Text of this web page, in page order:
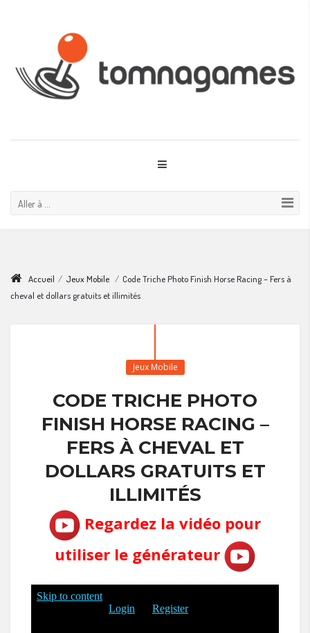
Aller à ...
Accueil / Jeux Mobile / Code Triche Photo Finish Horse Racing – Fers à
cheval et dollars gratuits et illimités
Jeux Mobile
CODE TRICHE PHOTO
FINISH HORSE RACING –
FERS À CHEVAL ET
DOLLARS GRATUITS ET
ILLIMITÉS
Regardez la vidéo pour
utiliser le générateur